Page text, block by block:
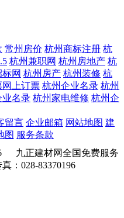
常州房价 杭州商标注册 杭
杭州兼职网 杭州房地产 杭
网 杭州房产 杭州装修 杭
网上订票 杭州企业名录 杭州
业名录 杭州家电维修 杭州企
留言 企业邮箱 网站地图 建
图 服务条款
九正建材网全国免费服务
：028-83370196